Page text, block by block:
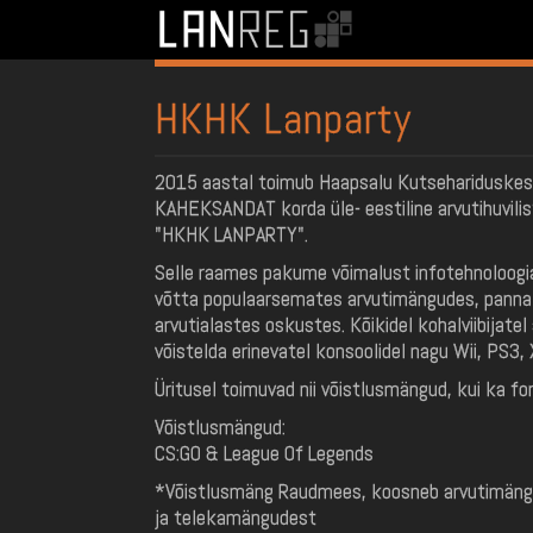
HKHK Lanparty
2015 aastal toimub Haapsalu
KAHEKSANDAT korda üle- eestiline
"HKHK LANPARTY".
Selle raames pakume võimalust
võtta populaarsemates arvutimängudes,
arvutialastes oskustes. Kõikidel kohalviibijatel
võistelda erinevatel konsoolidel nagu Wii, PS3,
Üritusel toimuvad nii võistlusmängud, kui ka
Võistlusmängud:
CS:GO & League Of Legends
*Võistlusmäng Raudmees, koosneb
ja telekamängudest